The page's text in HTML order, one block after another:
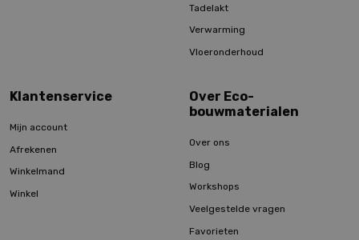
Tadelakt
Verwarming
Vloeronderhoud
Klantenservice
Mijn account
Afrekenen
Winkelmand
Winkel
Over Eco-
bouwmaterialen
Over ons
Blog
Workshops
Veelgestelde vragen
Favorieten